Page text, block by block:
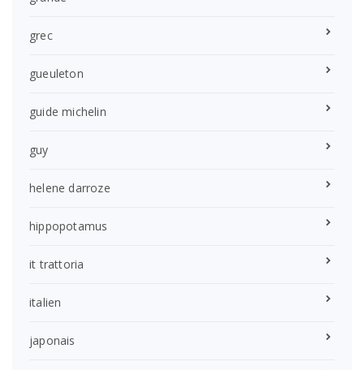
grec
gueuleton
guide michelin
guy
helene darroze
hippopotamus
it trattoria
italien
japonais